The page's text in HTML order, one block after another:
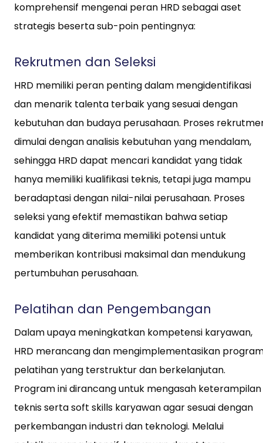
komprehensif mengenai peran HRD sebagai aset
strategis beserta sub-poin pentingnya:
Rekrutmen dan Seleksi
HRD memiliki peran penting dalam mengidentifikasi
dan menarik talenta terbaik yang sesuai dengan
kebutuhan dan budaya perusahaan. Proses
dimulai dengan analisis kebutuhan yang mendalam,
sehingga HRD dapat mencari kandidat yang tidak
hanya memiliki kualifikasi teknis, tetapi juga mampu
beradaptasi dengan nilai-nilai perusahaan. Proses
seleksi yang efektif memastikan bahwa setiap
kandidat yang diterima memiliki potensi untuk
memberikan kontribusi maksimal dan mendukung
pertumbuhan perusahaan.
Pelatihan dan Pengembangan
Dalam upaya meningkatkan kompetensi karyawan,
HRD merancang dan mengimplementasikan
pelatihan yang terstruktur dan berkelanjutan.
Program ini dirancang untuk mengasah keterampilan
teknis serta soft skills karyawan agar sesuai dengan
perkembangan industri dan teknologi. Melalui